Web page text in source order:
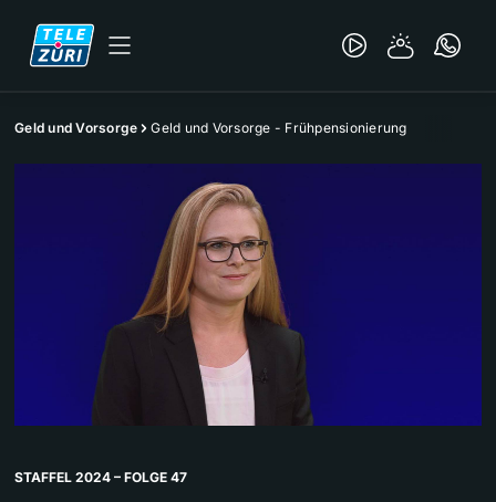
Geld und Vorsorge Geld und Vorsorge - Frühpensionierung
STAFFEL 2024 – FOLGE 47